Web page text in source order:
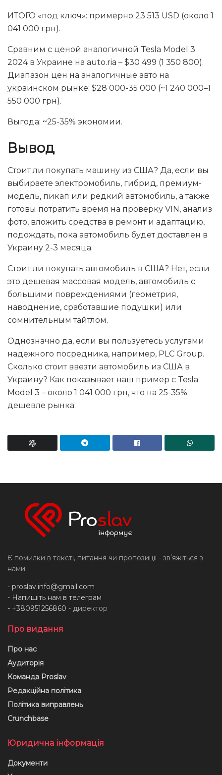
ИТОГО «под ключ»: примерно 23 513 USD (около 1
041 000 грн).
Сравним с ценой аналогичной Tesla Model 3
2024 в Украине на auto.ria – $30 499 (1 350 800).
Диапазон цен на аналогичные авто на
украинском рынке: $28 000-35 000 (~1 240 000–1
550 000 грн).
Выгода: ~25-35% экономии.
Вывод
Стоит ли покупать машину из США? Да, если вы
выбираете электромобиль, гибрид, премиум-
модель, пикап или редкий автомобиль, а также
готовы потратить время на проверку VIN, анализ
фото, вложить средства в ремонт и адаптацию,
подождать, пока автомобиль будет доставлен в
Украину 2-3 месяца.
Стоит ли покупать автомобиль в США? Нет, если
это дешевая массовая модель, автомобиль с
большими повреждениями (геометрия,
наводнение, сработавшие подушки) или
сомнительным тайтлом.
Однозначно да, если вы пользуетесь услугами
надежного посредника, например, PLC Group.
Сколько стоит ввезти автомобиль из США в
Украину? Как показывает наш пример с Tesla
Model 3 – около 1 041 000 грн, что на 25-35%
дешевле рынка.
Є помилки в тексті, питання чи пропозиції - звʼяжіться з
нами:
- proslav.info@gmail.com
- Напишіть нам в телеграм
- +380951256860 - директор
Про видання
Про нас
Аудиторія
Команда Proslav
Редакційна політика
Політика виправлень
Crunchbase
Юридична інформація
Документи